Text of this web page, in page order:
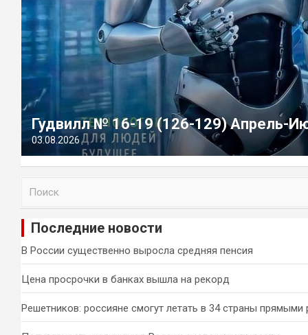
Гудвилл № 16-19 (126-129) Апрель-
03.08.2026
и
Последние новости
В России существенно выросла средняя пенсия
Цена просрочки в банках вышла на рекорд
Решетников: россияне смогут летать в 34 страны прямыми